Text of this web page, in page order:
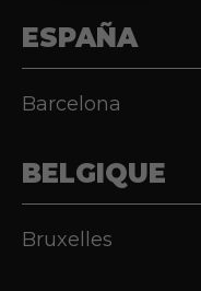
ESPAÑA
Barcelona
BELGIQUE
Bruxelles